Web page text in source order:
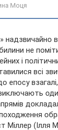
Моця
надзвичайно
не
і
всі
епосу
Міллер (Ілля